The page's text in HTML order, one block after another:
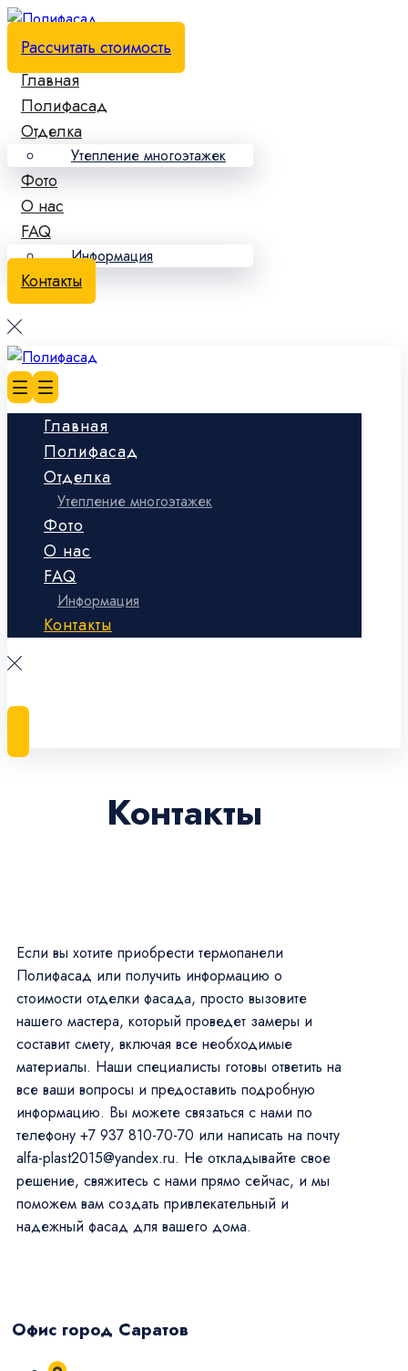
Рассчитать стоимость
Главная
Полифасад
Отделка
Утепление многоэтажек
Фото
О нас
FAQ
Информация
Контакты
Главная
Полифасад
Отделка
Утепление многоэтажек
Фото
О нас
FAQ
Информация
Контакты
Контакты
Если вы хотите приобрести термопанели
Полифасад или получить информацию о
стоимости отделки фасада, просто вызовите
нашего мастера, который проведет замеры и
составит смету, включая все необходимые
материалы. Наши специалисты готовы ответить на
все ваши вопросы и предоставить подробную
информацию. Вы можете связаться с нами по
телефону +7 937 810-70-70 или написать на почту
alfa-plast2015@yandex.ru. Не откладывайте свое
решение, свяжитесь с нами прямо сейчас, и мы
поможем вам создать привлекательный и
надежный фасад для вашего дома.
Офис город Саратов